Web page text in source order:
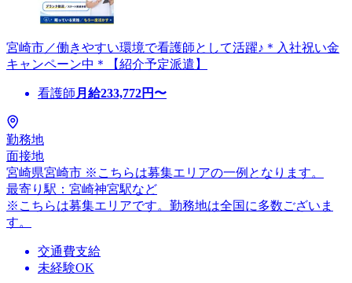
宮崎市／働きやすい環境で看護師として活躍♪＊入社祝い金
キャンペーン中＊【紹介予定派遣】
看護師 月給233,772円〜
勤務地
面接地
宮崎県宮崎市 ※こちらは募集エリアの一例となります。
最寄り駅：宮崎神宮駅など
※こちらは募集エリアです。勤務地は全国に多数ございま
す。
交通費支給
未経験OK